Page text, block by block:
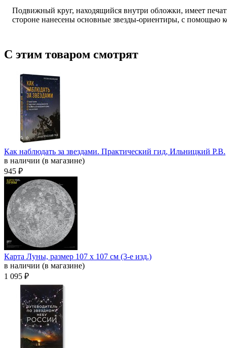
Подвижный круг, находящийся внутри обложки, имеет
стороне нанесены основные звезды-ориентиры, с помощью
С этим товаром смотрят
Как наблюдать за звездами. Практический гид, Ильницкий Р.В.
в наличии (в магазине)
945 ₽
Карта Луны, размер 107 х 107 см (3-е изд.)
в наличии (в магазине)
1 095 ₽